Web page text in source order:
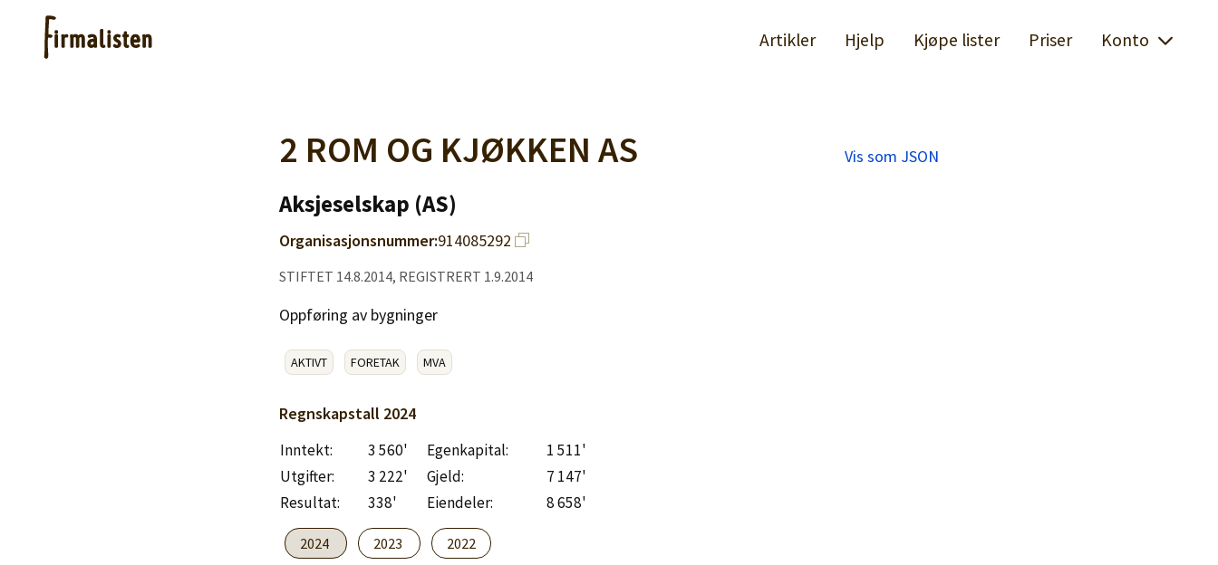
Artikler Hjelp Kjøpe lister Priser Konto
2 ROM OG KJØKKEN AS Vis som JSON
Aksjeselskap (AS)
Organisasjonsnummer:914085292
STIFTET 14.8.2014, REGISTRERT 1.9.2014
Oppføring av bygninger
AKTIVT FORETAK MVA
Regnskapstall 2024
Inntekt: 3 560' Egenkapital:
1 511'
Utgifter:
3 222' Gjeld:
7 147'
Resultat:
338' Eiendeler: 8 658'
2024 2023 2022